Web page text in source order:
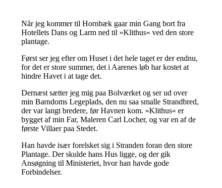
Når jeg kommer til Hornbæk gaar min Gang bort fra
Hotellets Dans og Larm ned til »Klithus« ved den store
plantage.
Først ser jeg efter om Huset i det hele taget er der endnu,
for det er store summer, det i Aarenes løb har kostet at
hindre Havet i at tage det.
Dernæst sætter jeg mig paa Bolværket og ser ud over
min Barndoms Legeplads, den nu saa smalle Strandbred,
der var langt bredere, før Havnen kom. »Klithus« er
bygget af min Far, Maleren Carl Locher, og var en af de
første Villaer paa Stedet.
Han havde især forelsket sig i Stranden foran den store
Plantage. Der skulde hans Hus ligge, og der gik
Ansøgning til Ministeriet, hvor han havde gode
Forbindelser.